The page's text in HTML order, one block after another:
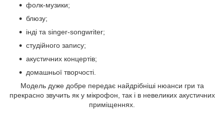
фолк-музики;
блюзу;
інді та singer-songwriter;
студійного запису;
акустичних концертів;
домашньої творчості.
Модель дуже добре передає найдрібніші нюанси гри та
прекрасно звучить як у мікрофон, так і в невеликих акустичних
приміщеннях.